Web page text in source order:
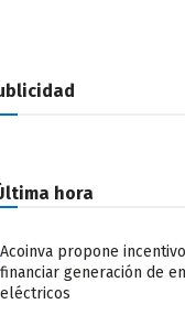
hora
Acoinva propone
financiar generación de
eléctricos